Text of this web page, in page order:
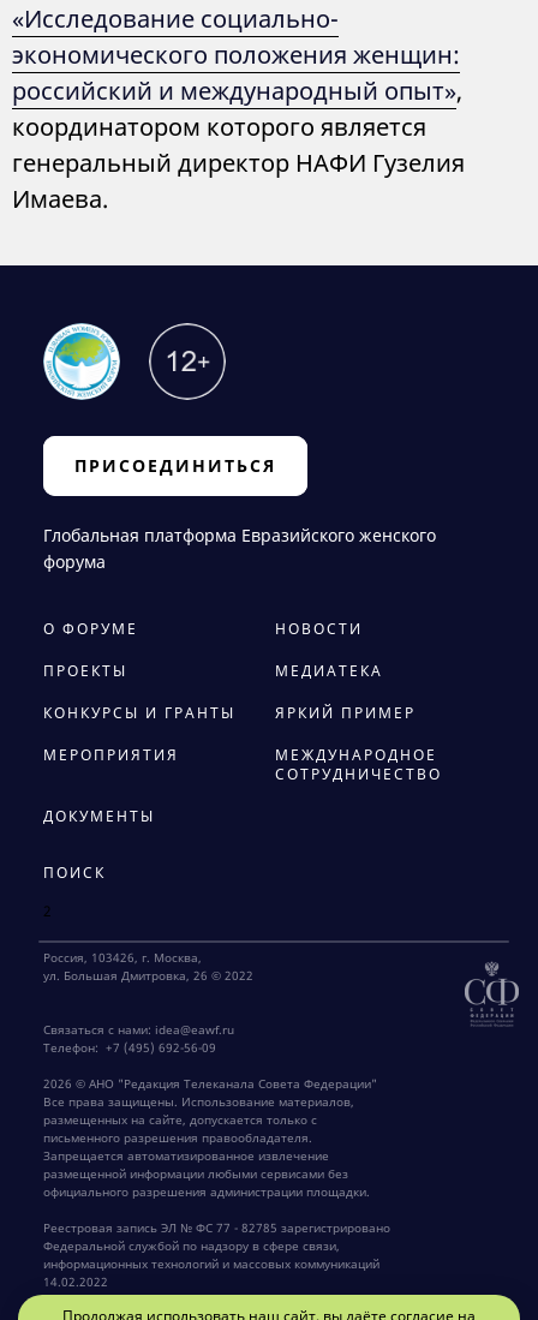
«Исследование социально-
экономического положения женщин:
российский и международный опыт»,
координатором которого является
генеральный директор НАФИ Гузелия
Имаева.
ПРИСОЕДИНИТЬСЯ
Глобальная платформа Евразийского женского
форума
О ФОРУМЕ НОВОСТИ
ПРОЕКТЫ МЕДИАТЕКА
КОНКУРСЫ И ГРАНТЫ ЯРКИЙ ПРИМЕР
МЕРОПРИЯТИЯ
МЕЖДУНАРОДНОЕ
СОТРУДНИЧЕСТВО
ДОКУМЕНТЫ
ПОИСК
2
2026 © АНО "Редакция Телеканала Совета Федерации"
Все права защищены. Использование материалов,
размещенных на сайте, допускается только с
письменного разрешения правообладателя.
Запрещается автоматизированное извлечение
размещенной информации любыми сервисами без
официального разрешения администрации площадки.
Реестровая запись ЭЛ № ФС 77 - 82785 зарегистрировано
Федеральной службой по надзору в сфере связи,
информационных технологий и массовых коммуникаций
14.02.2022
Россия, 103426, г. Москва,
ул. Большая Дмитровка, 26 © 2022
Связаться с нами: idea@eawf.ru
Телефон: +7 (495) 692-56-09
Продолжая использовать наш сайт, вы даёте согласие на